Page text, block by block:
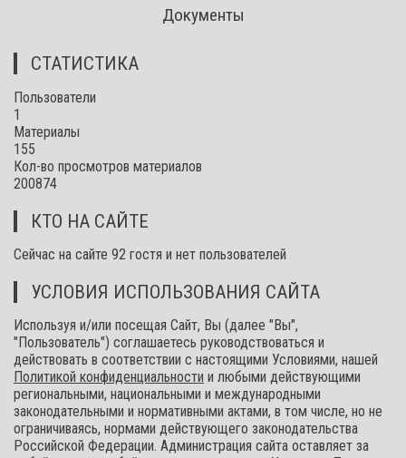
Документы
СТАТИСТИКА
Пользователи
1
Материалы
155
Кол-во просмотров материалов
200874
КТО НА САЙТЕ
Сейчас на сайте 92 гостя и нет пользователей
УСЛОВИЯ ИСПОЛЬЗОВАНИЯ САЙТА
Используя и/или посещая Сайт, Вы (далее "Вы",
"Пользователь") соглашаетесь руководствоваться и
действовать в соответствии с настоящими Условиями, нашей
Политикой конфиденциальности и любыми действующими
региональными, национальными и международными
законодательными и нормативными актами, в том числе, но не
ограничиваясь, нормами действующего законодательства
Российской Федерации. Администрация сайта оставляет за